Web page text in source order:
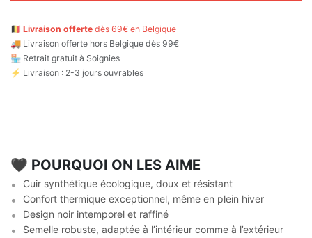
🇧🇪 Livraison offerte dès 69€ en Belgique
🚚 Livraison offerte hors Belgique dès 99€
🏪 Retrait gratuit à Soignies
⚡ Livraison : 2-3 jours ouvrables
🖤 POURQUOI ON LES AIME
Cuir synthétique écologique, doux et résistant
Confort thermique exceptionnel, même en plein hiver
Design noir intemporel et raffiné
Semelle robuste, adaptée à l’intérieur comme à l’extérieur